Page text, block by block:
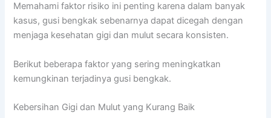
Memahami faktor risiko ini penting karena dalam banyak
kasus, gusi bengkak sebenarnya dapat dicegah dengan
menjaga kesehatan gigi dan mulut secara konsisten.
Berikut beberapa faktor yang sering meningkatkan
kemungkinan terjadinya gusi bengkak.
Kebersihan Gigi dan Mulut yang Kurang Baik